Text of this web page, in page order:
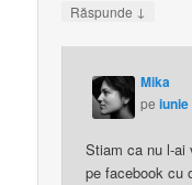
Răspunde ↓
Mika
peiunie
Stiam ca nu l-
pe facebook cu